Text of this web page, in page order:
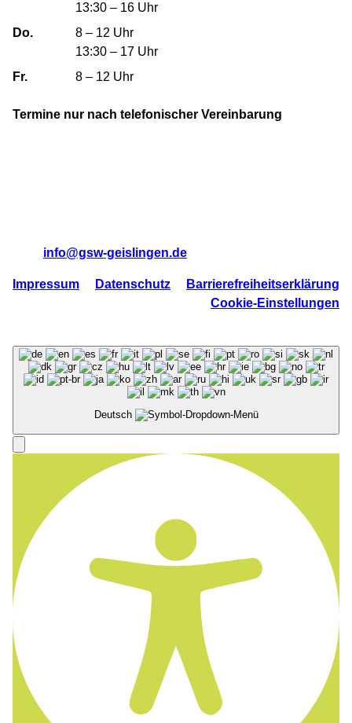
13:30 – 16 Uhr
Do.
8 – 12 Uhr
13:30 – 17 Uhr
Fr.
8 – 12 Uhr
Termine nur nach telefonischer Vereinbarung
info@gsw-geislingen.de
Impressum Datenschutz
Barrierefreiheitserklärung
Cookie-Einstellungen
Deutsch